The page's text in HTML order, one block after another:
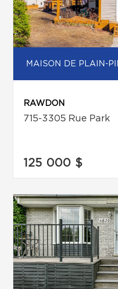
MAISON DE PLAIN-
RAWDON
715-3305 Rue Park
125 000 $